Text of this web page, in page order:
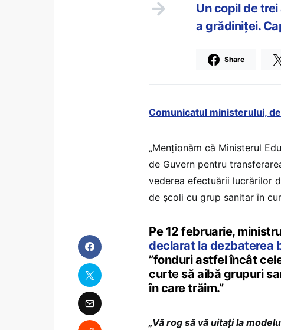
Un copil de
a grădiniţei.
Share
Comunicatul ministerului,
„Menționăm că Ministerul
de Guvern pentru
vederea efectuării lucrărilor
de școli cu grup sanitar în
Pe 12 februarie,
declarat la dezbaterea
”fonduri astfel încât
curte să aibă grupuri
în care trăim.”
„Vă rog să vă uitați la